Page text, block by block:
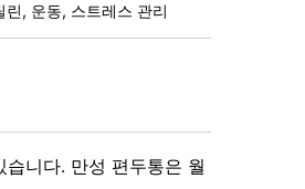
린, 운동, 스트레스 관리
니다. 만성 편두통은 월